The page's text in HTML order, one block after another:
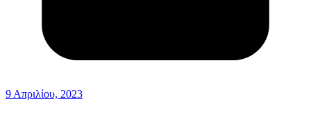
9 Απριλίου, 2023